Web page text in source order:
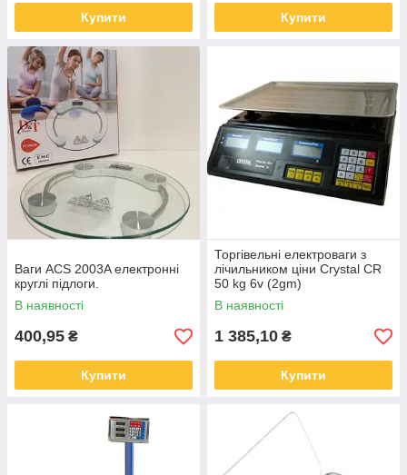
Купити Купити
Ваги ACS 2003A електронні
круглі підлоги.
В наявності
400,95 ₴
Купити
Торгівельні електроваги з
лічильником ціни Crystal CR
50 kg 6v (2gm)
В наявності
1 385,10 ₴
Купити